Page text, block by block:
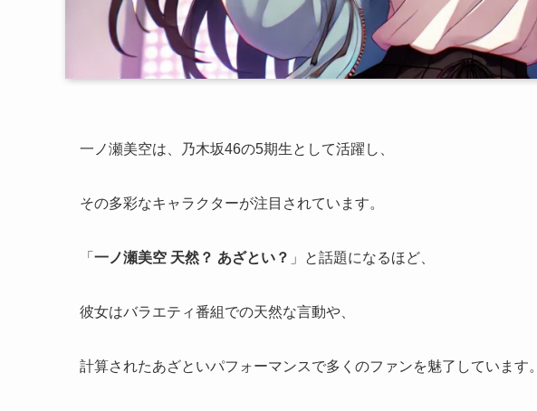
一ノ瀬美空は、乃木坂46の5期生として活躍し、
その多彩なキャラクターが注目されています。
「 一ノ瀬美空 天然？ あざとい？ 」と話題になるほど、
彼女はバラエティ番組での天然な言動や、
計算されたあざといパフォーマンスで多くのファンを魅了しています。